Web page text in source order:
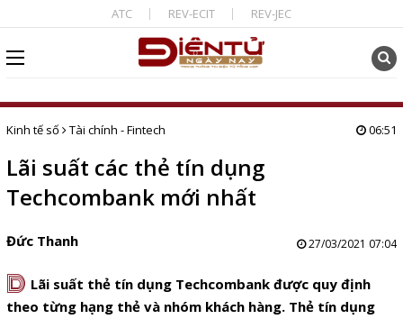
ATC REV-ECIT REV-JEC
Kinh tế số Tài chính - Fintech 06:51
Lãi suất các thẻ tín dụng
Techcombank mới nhất
Đức Thanh 27/03/2021 07:04
D Lãi suất thẻ tín dụng Techcombank được quy định
theo từng hạng thẻ và nhóm khách hàng. Thẻ tín dụng